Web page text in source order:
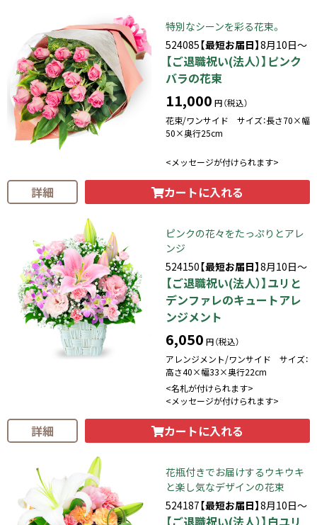
特別なシーンを彩る花束。
524085【最短お届日】8月10日～
【ご退職祝い(法人）】ピンク
バラの花束
11,000 円（税込）
花束/ワンサイド サイズ：長さ70×幅
50×奥行25cm
<メッセージが付けられます>
詳細 カートに入れる
ピンクの花々をたっぷりとアレ
ンジ
524150【最短お届日】8月10日～
【ご退職祝い(法人）】ユリと
デンファレのキュートアレ
ンジメント
6,050 円（税込）
アレンジメント/ワンサイド サイズ：
高さ40×幅33×奥行22cm
<名札が付けられます>
<メッセージが付けられます>
詳細 カートに入れる
花瓶付きでお届けするウキウキ
と楽し気なデザインの花束
524187【最短お届日】8月10日～
【ご退職祝い(法人）】白ユリ